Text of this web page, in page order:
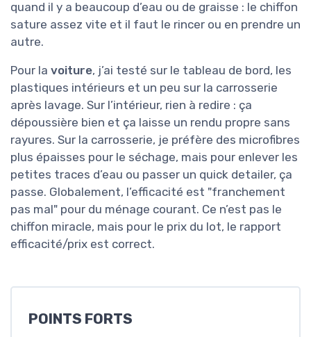
quand il y a beaucoup d’eau ou de graisse : le chiffon
sature assez vite et il faut le rincer ou en prendre un
autre.
Pour la voiture, j’ai testé sur le tableau de bord, les
plastiques intérieurs et un peu sur la carrosserie
après lavage. Sur l’intérieur, rien à redire : ça
dépoussière bien et ça laisse un rendu propre sans
rayures. Sur la carrosserie, je préfère des microfibres
plus épaisses pour le séchage, mais pour enlever les
petites traces d’eau ou passer un quick detailer, ça
passe. Globalement, l’efficacité est "franchement
pas mal" pour du ménage courant. Ce n’est pas le
chiffon miracle, mais pour le prix du lot, le rapport
efficacité/prix est correct.
POINTS FORTS